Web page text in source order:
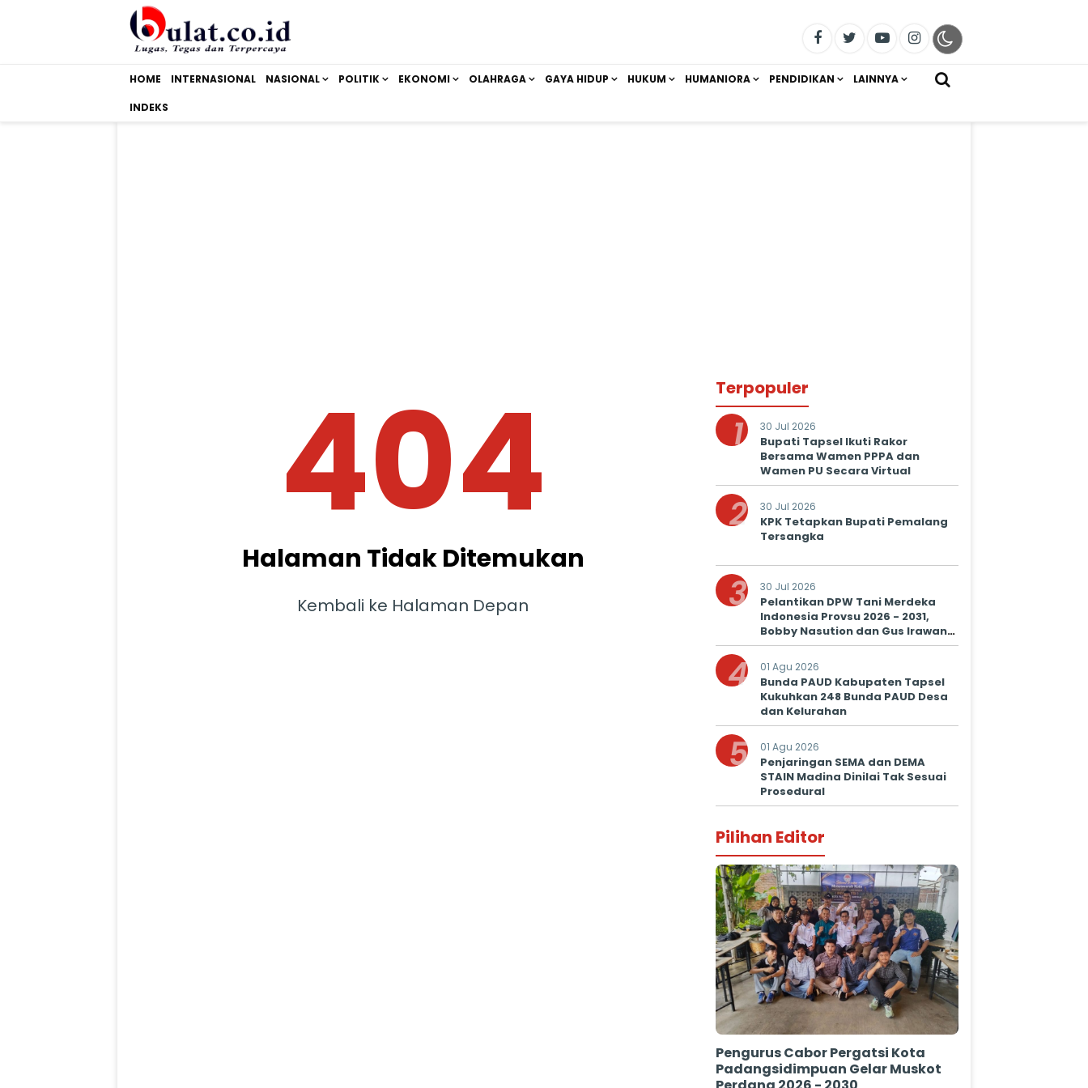
HOME INTERNASIONAL NASIONAL POLITIK EKONOMI OLAHRAGA GAYA HIDUP HUKUM HUMANIORA PENDIDIKAN LAINNYA
INDEKS
404
Halaman Tidak Ditemukan
Kembali ke Halaman Depan
Terpopuler
1 30 Jul 2026
Bupati Tapsel Ikuti Rakor
Bersama Wamen PPPA dan
Wamen PU Secara Virtual
2 30 Jul 2026
KPK Tetapkan Bupati Pemalang
Tersangka
3 30 Jul 2026
Pelantikan DPW Tani Merdeka
Indonesia Provsu 2026 - 2031,
Bobby Nasution dan Gus Irawan
Serukan Kolaborasi Wujudkan
Ketapang dan Kesejahteraan
Petani
4 01 Agu 2026
Bunda PAUD Kabupaten Tapsel
Kukuhkan 248 Bunda PAUD Desa
dan Kelurahan
5 01 Agu 2026
Penjaringan SEMA dan DEMA
STAIN Madina Dinilai Tak Sesuai
Prosedural
Pilihan Editor
Pengurus Cabor Pergatsi Kota
Padangsidimpuan Gelar Muskot